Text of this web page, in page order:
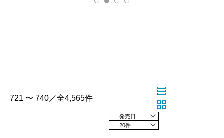
721 〜 740／全4,565件
20件